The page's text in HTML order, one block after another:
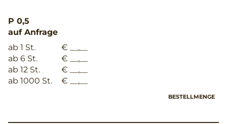
P 0,5
auf Anfrage
ab 1 St.
€ __,__
ab 6 St.
€ __,__
ab 12 St.
€ __,__
ab 1000 St.
€ __,__
BESTELLMENGE